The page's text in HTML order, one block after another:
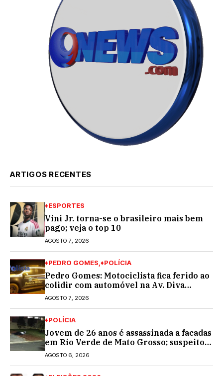
ARTIGOS RECENTES
♦ESPORTES
Vini Jr. torna-se o brasileiro mais bem
pago; veja o top 10
AGOSTO 7, 2026
♦PEDRO GOMES ♦POLÍCIA
Pedro Gomes: Motociclista fica ferido ao
colidir com automóvel na Av. Diva
Araújo; ele não tinha CNH
AGOSTO 7, 2026
♦POLÍCIA
Jovem de 26 anos é assassinada a facadas
em Rio Verde de Mato Grosso; suspeito é
procurado
AGOSTO 6, 2026